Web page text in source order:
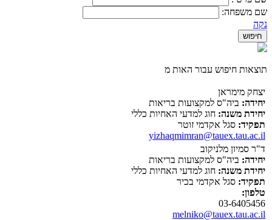
שם משפחה:
נקה
תוצאות חיפוש עבור האות מ
יצחק מימראן
יחידה: ביה"ס למקצועות בריאות
יחידת משנה: חוג למדעי האחיות כללי
תפקיד: סגל אקדמי זוטר
yizhaqmimran@tauex.tau.ac.il
ד"ר סמיון מלניקוב
יחידה: ביה"ס למקצועות בריאות
יחידת משנה: חוג למדעי האחיות כללי
תפקיד: סגל אקדמי בכיר
טלפון:
03-6405456
melniko@tauex.tau.ac.il